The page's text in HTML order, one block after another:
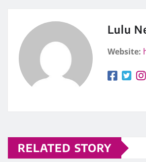
Lulu
Website:
RELATED STORY